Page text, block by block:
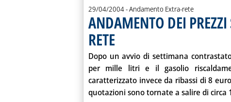
29/04/2004- Andamento Extra-rete
ANDAMENTO DEI
RETE
Dopo un avvio di settimana
per mille litri e il gasolio
caratterizzato invece da ribassi di 8
quotazioni sono tornate a salire di circa